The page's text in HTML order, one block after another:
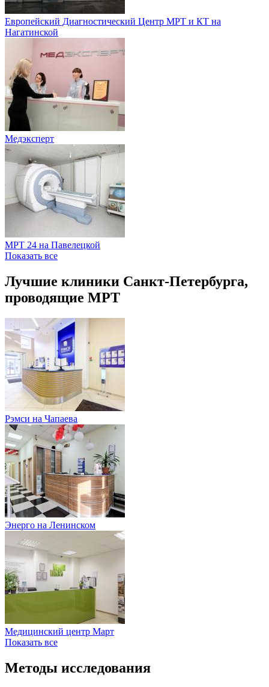
Европейский Диагностический Центр МРТ и КТ на
Нагатинской
Медэксперт
МРТ 24 на Павелецкой
Показать все
Лучшие клиники Санкт-Петербурга,
проводящие МРТ
Рэмси на Чапаева
Энерго на Ленинском
Медицинский центр Март
Показать все
Методы исследования